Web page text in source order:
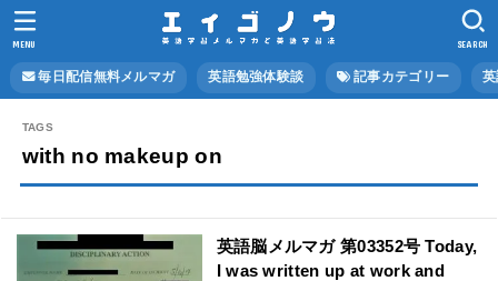
毎日配信無料メルマガ 英語勉強体験談 記事カテゴリー
SEARCH
MENU
with no makeup on
英語脳メルマガ 第03352号 Today,
I was written up at work and